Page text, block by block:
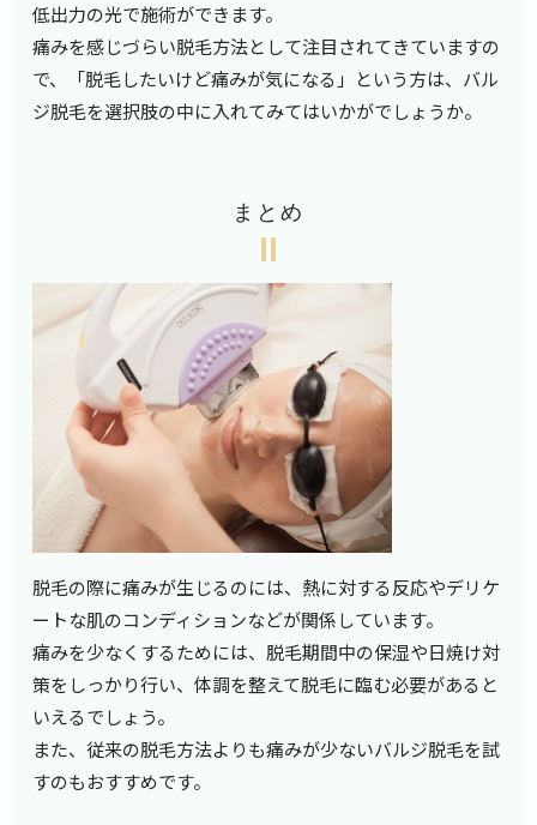
低出力の光で施術ができます。
痛みを感じづらい脱毛方法として注目されてきていますの
で、「脱毛したいけど痛みが気になる」という方は、バル
ジ脱毛を選択肢の中に入れてみてはいかがでしょうか。
まとめ
脱毛の際に痛みが生じるのには、熱に対する反応やデリケ
ートな肌のコンディションなどが関係しています。
痛みを少なくするためには、脱毛期間中の保湿や日焼け対
策をしっかり行い、体調を整えて脱毛に臨む必要があると
いえるでしょう。
また、従来の脱毛方法よりも痛みが少ないバルジ脱毛を試
すのもおすすめです。